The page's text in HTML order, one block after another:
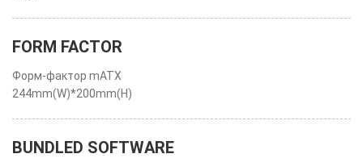
FORM FACTOR
Форм-фактор mATX
244mm(W)*200mm(H)
BUNDLED SOFTWARE